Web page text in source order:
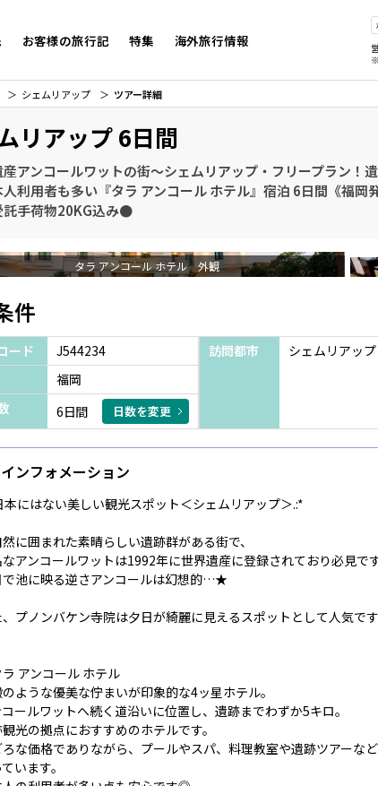
お客様の旅行記 特集 海外旅行情報
シェムリアップ ツアー詳細
リアップ 6日間
アンコールワットの街～シェムリアップ・フリープラン！
利用者も多い『タラ アンコール ホテル』宿泊 6日間《福岡
手荷物20KG込み●
タラ アンコール ホテル 外観
件
ード
J544234
福岡
6日間 日数を変更
訪問都市 シェムリアップ
インフォメーション
本にはない美しい観光スポット＜シェムリアップ＞.:*
に囲まれた素晴らしい遺跡群がある街で、
アンコールワットは1992年に世界遺産に登録されており必見です
で池に映る逆さアンコールは幻想的…★
プノンバケン寺院は夕日が綺麗に見えるスポットとして人気です
アンコール ホテル
ような優美な佇まいが印象的な4ッ星ホテル。
ールワットへ続く道沿いに位置し、遺跡までわずか5キロ。
光の拠点におすすめのホテルです。
な価格でありながら、プールやスパ、料理教室や遺跡ツアーな
います。